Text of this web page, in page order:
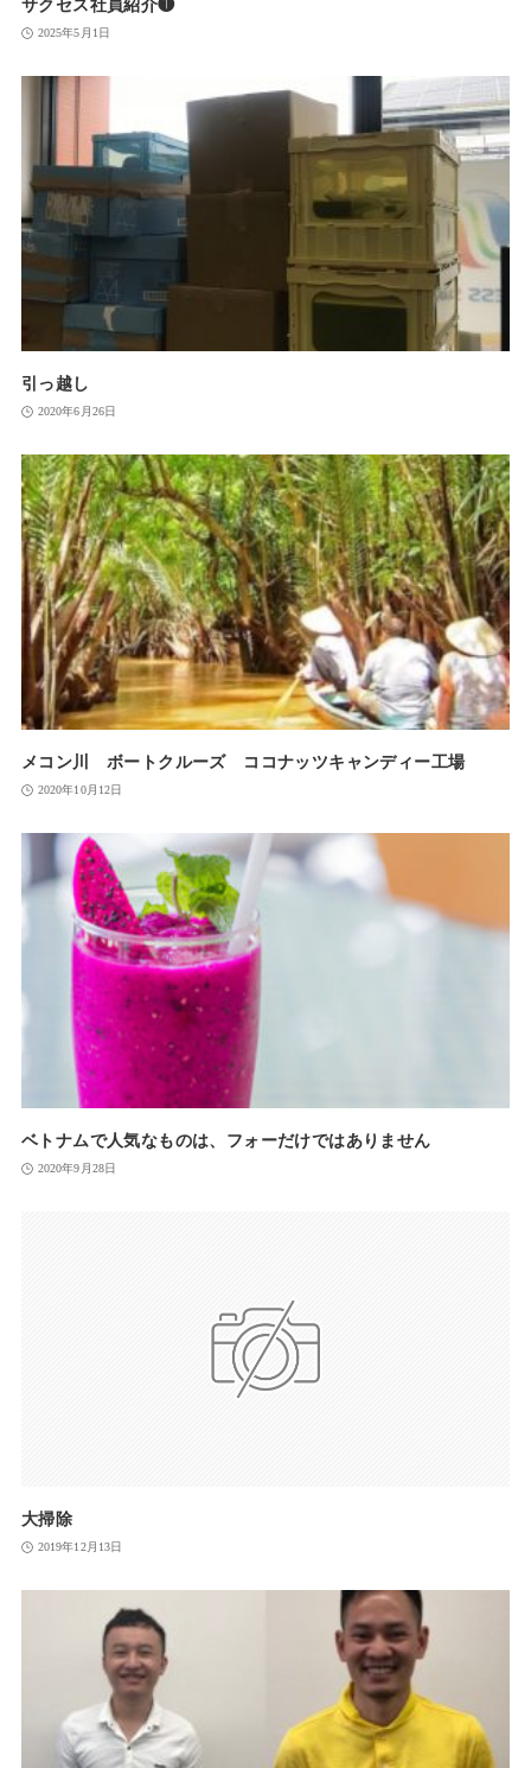
サクセス社員紹介❶
2025年5月1日
引っ越し
2020年6月26日
メコン川 ボートクルーズ ココナッツキャンディー工場
2020年10月12日
ベトナムで人気なものは、フォーだけではありません
2020年9月28日
大掃除
2019年12月13日